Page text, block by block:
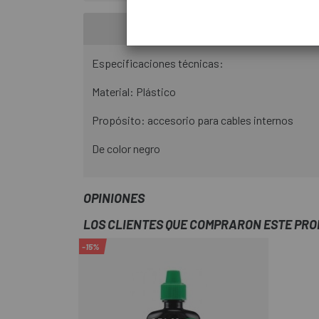
Especificaciones técnicas:
Material: Plástico
Propósito: accesorio para cables internos
De color negro
OPINIONES
LOS CLIENTES QUE COMPRARON ESTE
-15%